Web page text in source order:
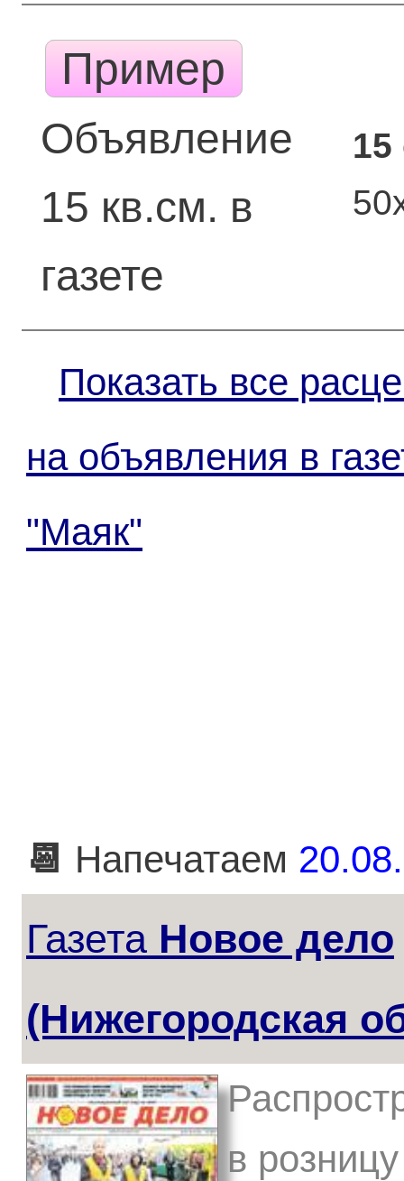
Пример
Объявление
15 кв.см. в
газете
Показать все
на объявления в
"Маяк"
📆 Напечатаем
Газета Новое дело
(Нижегородская
в